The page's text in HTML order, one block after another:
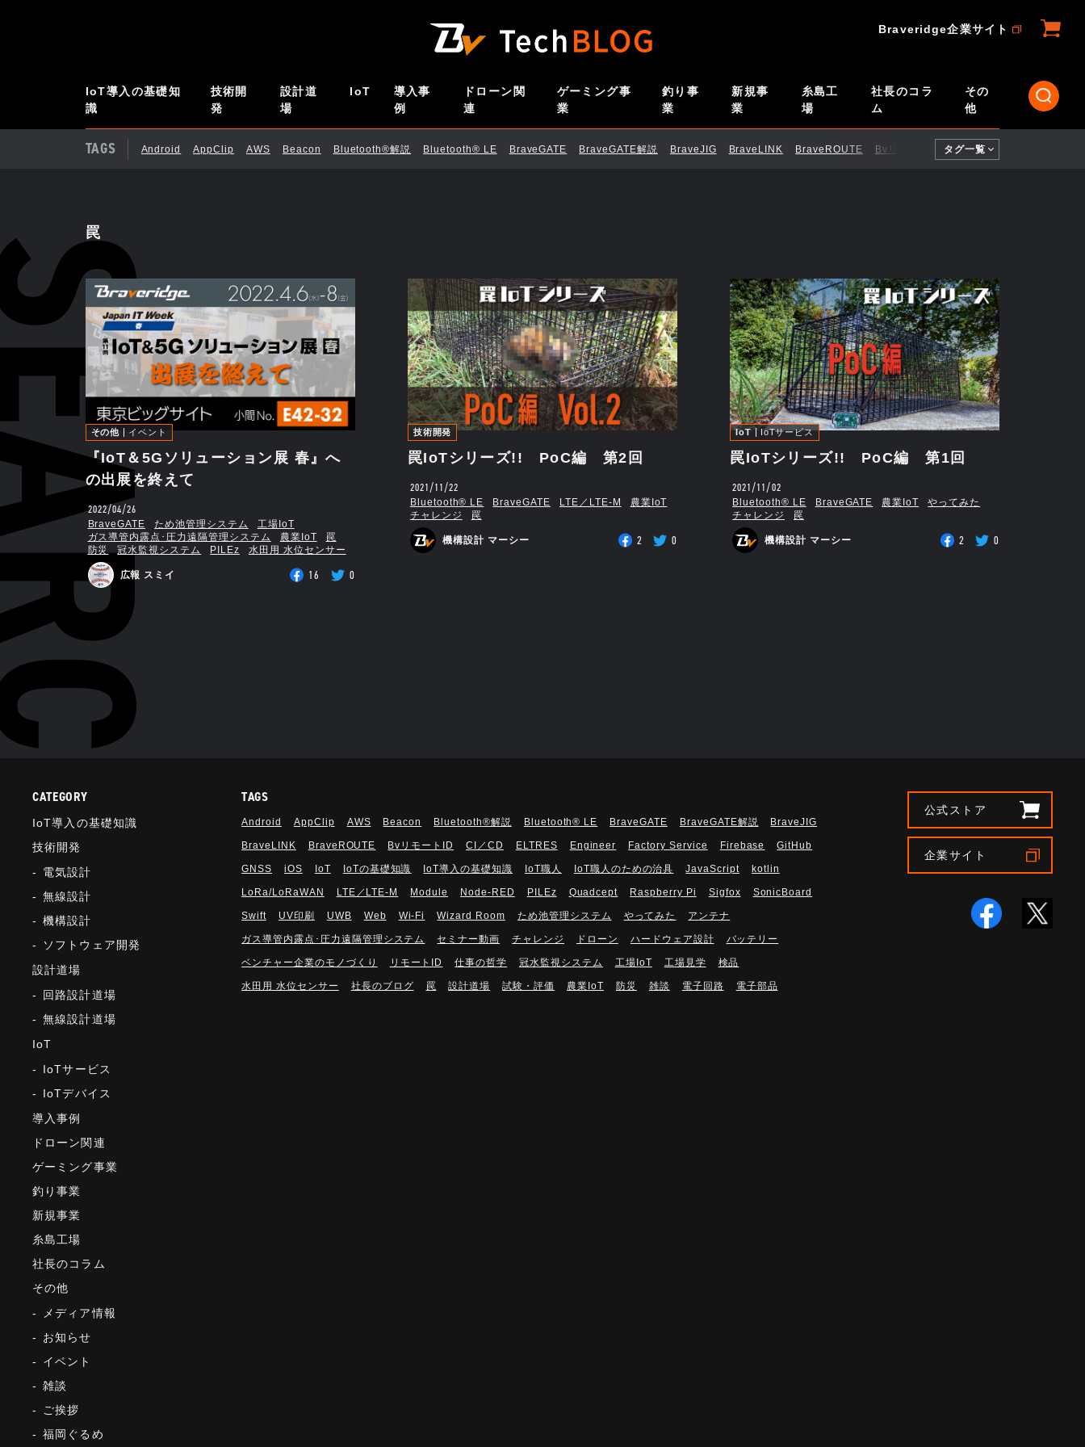
IoT導入の基礎知
識
技術開
発
設計道
場
IoT
導入事
例
ドローン関
連
ゲーミング事
業
釣り事
業
新規事
業
糸島工
場
社長のコラ
ム
その
他
TAGS Android AppClip AWS Beacon Bluetooth®解説 Bluetooth®︎ LE BraveGATE BraveGATE解説 BraveJIG BraveLINK BraveROUTE BvリモートID CI／CD
タグ一覧
Braveridge企業サイト
罠
その他 イベント
『IoT＆5Gソリューション展 春』へ
の出展を終えて
2022/04/26
BraveGATE ため池管理システム
工場IoT
ガス導管内露点･圧力遠隔管理システム
農業IoT
罠
防災
冠水監視システム PILEz 水田用 水位センサー
広報 スミイ 16 0
技術開発
罠IoTシリーズ!! PoC編 第2回
2021/11/22
Bluetooth®︎ LE BraveGATE LTE／LTE-M
農業IoT
チャレンジ
罠
機構設計 マーシー 2 0
IoT IoTサービス
罠IoTシリーズ!! PoC編 第1回
2021/11/02
Bluetooth®︎ LE BraveGATE 農業IoT
やってみた
チャレンジ
罠
機構設計 マーシー 2 0
CATEGORY
IoT導入の基礎知識
技術開発
電気設計
無線設計
機構設計
ソフトウェア開発
設計道場
回路設計道場
無線設計道場
IoT
IoTサービス
IoTデバイス
導入事例
ドローン関連
ゲーミング事業
釣り事業
新規事業
糸島工場
社長のコラム
その他
メディア情報
お知らせ
イベント
雑談
ご挨拶
福岡ぐるめ
TAGS
Android AppClip AWS Beacon Bluetooth®解説 Bluetooth®︎ LE BraveGATE BraveGATE解説 BraveJIG
BraveLINK BraveROUTE BvリモートID CI／CD ELTRES Engineer Factory Service Firebase GitHub
GNSS iOS IoT IoTの基礎知識 IoT導入の基礎知識 IoT職人 IoT職人のための治具 JavaScript kotlin
LoRa/LoRaWAN LTE／LTE-M Module Node-RED PILEz Quadcept Raspberry Pi Sigfox SonicBoard
Swift UV印刷 UWB Web Wi-Fi Wizard Room ため池管理システム やってみた アンテナ
ガス導管内露点･圧力遠隔管理システム セミナー動画 チャレンジ ドローン ハードウェア設計 バッテリー
ベンチャー企業のモノづくり リモートID 仕事の哲学 冠水監視システム 工場IoT 工場見学 検品
水田用 水位センサー 社長のブログ 罠 設計道場 試験・評価 農業IoT 防災 雑談 電子回路 電子部品
公式ストア
企業サイト